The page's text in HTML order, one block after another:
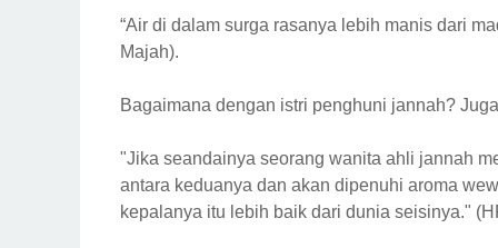
“Air di dalam surga rasanya lebih manis dari
Majah).
Bagaimana dengan istri penghuni jannah?
"Jika seandainya seorang wanita ahli jannah
antara keduanya dan akan dipenuhi aroma
kepalanya itu lebih baik dari dunia seisinya."